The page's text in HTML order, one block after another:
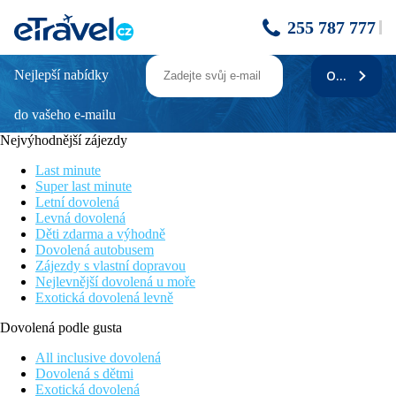
255 787 777
ART
Poloha
- Wroclawi (cca 60 km od hranice s ČR). V blízkosti historická
čtvrť Ostrów Tumski a slavné panoráma Racławice. Na náměstí
Market Square a jeho okolí, vzdáleném pouhých 150 metrů, je
více než sto restaurací a klubů
Popis hotelu
Mezi vybavení hotelu patří recepce, restaurace a kavárna, bar,
Wi-Fi, podzemní garáž a monitorované parkoviště
Popis pokoje
Pokoje jsou vybaveny vlastním sociálním zařízením, TV, Wi-Fi,
minibarem a trezorem.
Nejlepší nabídky
do vašeho e-mailu
ODEBÍRAT
Nejvýhodnější zájezdy
Last minute
Super last minute
Letní dovolená
Levná dovolená
Děti zdarma a výhodně
Dovolená autobusem
Zájezdy s vlastní dopravou
Nejlevnější dovolená u moře
Exotická dovolená levně
Dovolená podle gusta
All inclusive dovolená
Dovolená s dětmi
Exotická dovolená